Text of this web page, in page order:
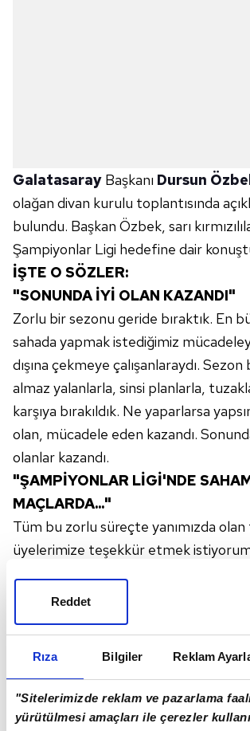
Rıza Bilgiler Reklam
"Sitelerimizde reklam ve pazarlama
yürütülmesi amaçları ile çerezler
Reddet
Galatasaray Başkanı Dursun
olağan divan kurulu toplantısında
bulundu. Başkan Özbek, sarı
Şampiyonlar Ligi hedefine dair
İŞTE O SÖZLER:
"SONUNDA İYİ OLAN KAZANDI"
Zorlu bir sezonu geride bıraktık. En
sahada yapmak istediğimiz
dışına çekmeye çalışanlaraydı. Sezon
almaz yalanlarla, sinsi planlarla,
karşıya bırakıldık. Ne yaparlarsa
olan, mücadele eden kazandı.
olanlar kazandı.
"ŞAMPİYONLAR LİGİ'NDE
MAÇLARDA..."
Tüm bu zorlu süreçte yanımızda
üyelerimize teşekkür etmek
değerleriyle bizi gerektiğinde
oldunuz. Göreve geldiğimden bu yana
yanımızda olan taraftarlarımız,
teşekkürlerimi gönderiyorum.